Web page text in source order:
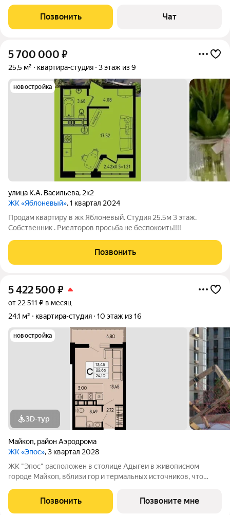
Позвонить Чат
5 700 000 ₽
25,5 м² квартира-студия 3 этаж из 9
новостройка
улица К.А. Васильева, 2к2
ЖК «Яблоневый», 1 квартал 2024
Продам квартиру в жк Яблоневый. Студия 25.5м 3 этаж.
Собственник . Риелторов просьба не беспокоить!!!!
Позвонить
5 422 500 ₽
от 22 511 ₽ в месяц
24,1 м²
квартира-студия 10 этаж из 16
новостройка
3D-тур
Майкоп, район Аэродрома
ЖК «Эпос», 3 квартал 2028
ЖК "Эпос" расположен в столице Адыгеи в живописном
городе Майкоп, вблизи гор и термальных источников, что
туристов, так и для тех, кто ищет идеальное место для
постоянного проживания. 16668326
Позвонить Позвоните мне